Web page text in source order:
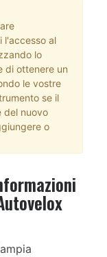
l'accesso al
lo
di ottenere un
le vostre
se il
del nuovo
o